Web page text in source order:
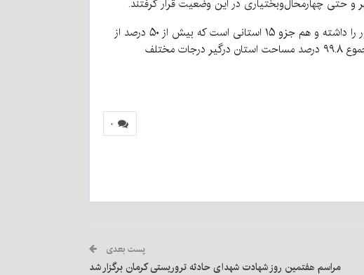
کرمان از دو طرف ضربه می‌خورد، هم بعد از سیستان و بلوچستان، قم و سمنان و یزد، کمترین حجم بارش در کل کشور را داشته و هم جزو ۱۵ استانی است که بیش از ۵۰ درصد از
بررسی و تحلیل خشکسالی در استان کرمان بیانگر این است که در مجموع ۹۹.۸ درصد مساحت استان درگیر درجات مختلف
۰
پست بعدی
مراسم هفتمین روز شهادت شهدای حادثه تروریستی کرمان برگزار شد